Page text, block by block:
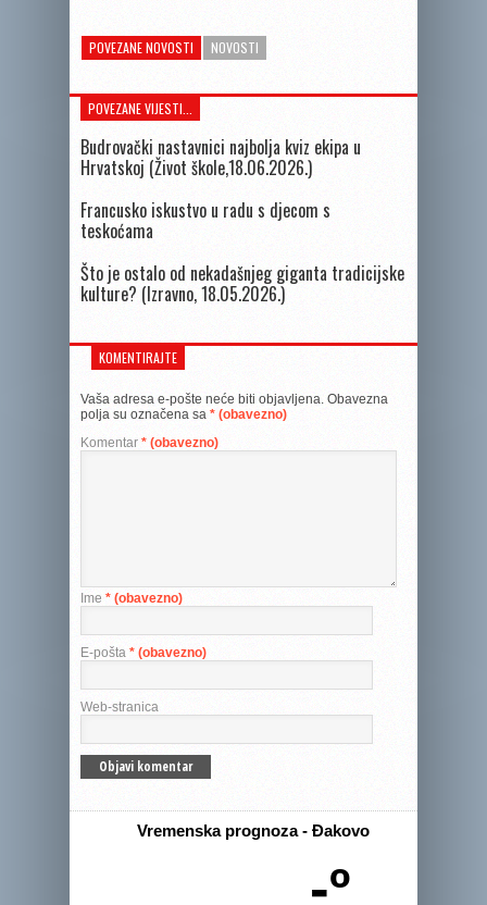
POVEZANE NOVOSTI NOVOSTI
POVEZANE VIJESTI...
Budrovački nastavnici najbolja kviz ekipa u
Hrvatskoj (Život škole,18.06.2026.)
Francusko iskustvo u radu s djecom s
teskoćama
Što je ostalo od nekadašnjeg giganta tradicijske
kulture? (Izravno, 18.05.2026.)
KOMENTIRAJTE
Vaša adresa e-pošte neće biti objavljena. Obavezna
polja su označena sa * (obavezno)
Komentar * (obavezno)
Ime * (obavezno)
E-pošta * (obavezno)
Web-stranica
Vremenska prognoza - Đakovo
-º